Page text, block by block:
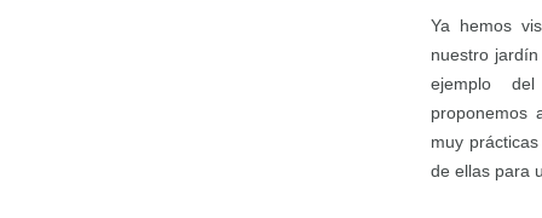
Ya hemos
nuestro
ejemplo
proponemos
muy
de ellas para